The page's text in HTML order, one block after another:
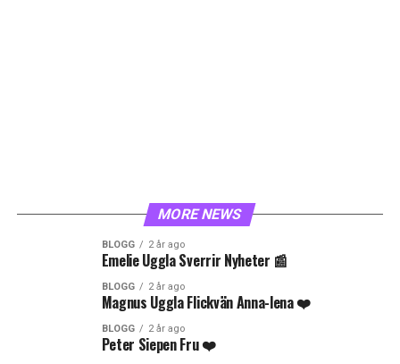
MORE NEWS
BLOGG 2 år ago
Emelie Uggla Sverrir Nyheter 📰
BLOGG 2 år ago
Magnus Uggla Flickvän Anna-lena ❤️
BLOGG 2 år ago
Peter Siepen Fru ❤️